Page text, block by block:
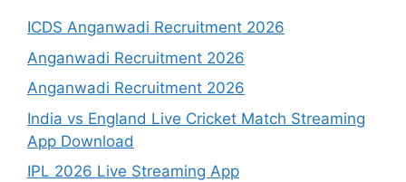
ICDS Anganwadi Recruitment 2026
Anganwadi Recruitment 2026
Anganwadi Recruitment 2026
India vs England Live Cricket Match Streaming
App Download
IPL 2026 Live Streaming App